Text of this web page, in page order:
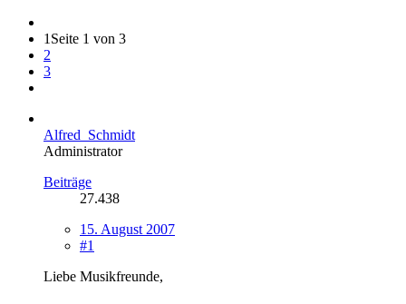
1 Seite 1 von 3
2
3
Alfred_Schmidt
Administrator
Beiträge
27.438
15. August 2007
#1
Liebe Musikfreunde,